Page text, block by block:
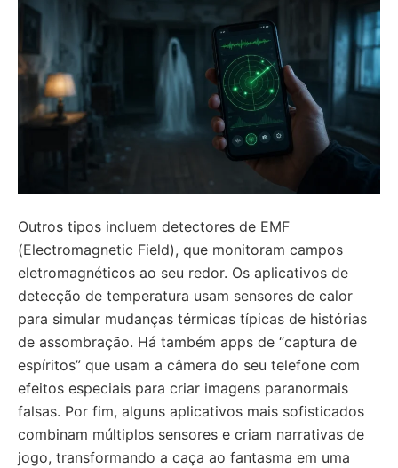
Outros tipos incluem detectores de EMF
(Electromagnetic Field), que monitoram campos
eletromagnéticos ao seu redor. Os aplicativos de
detecção de temperatura usam sensores de calor
para simular mudanças térmicas típicas de histórias
de assombração. Há também apps de “captura de
espíritos” que usam a câmera do seu telefone com
efeitos especiais para criar imagens paranormais
falsas. Por fim, alguns aplicativos mais sofisticados
combinam múltiplos sensores e criam narrativas de
jogo, transformando a caça ao fantasma em uma